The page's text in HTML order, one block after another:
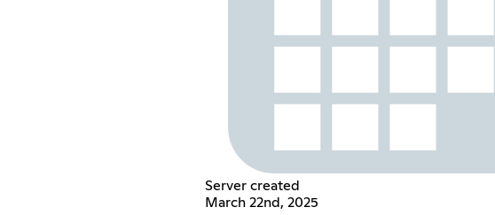
Server created
March 22nd, 2025